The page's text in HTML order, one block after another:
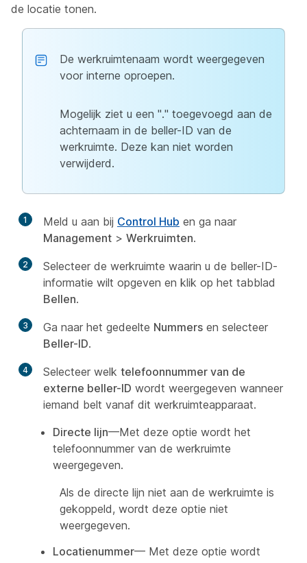
de locatie tonen.
De werkruimtenaam wordt weergegeven
voor interne oproepen.
Mogelijk ziet u een "." toegevoegd aan de
achternaam in de beller-ID van de
werkruimte. Deze kan niet worden
verwijderd.
1 Meld u aan bij Control Hub en ga naar
Management > Werkruimten.
2
Selecteer de werkruimte waarin u de beller-ID-
informatie wilt opgeven en klik op het tabblad
Bellen.
3 Ga naar het gedeelte Nummers en selecteer
Beller-ID.
4 Selecteer welk telefoonnummer van de
externe beller-ID wordt weergegeven wanneer
iemand belt vanaf dit werkruimteapparaat.
Directe lijn—Met deze optie wordt het
telefoonnummer van de werkruimte
weergegeven.
Als de directe lijn niet aan de werkruimte is
gekoppeld, wordt deze optie niet
weergegeven.
Locatienummer— Met deze optie wordt